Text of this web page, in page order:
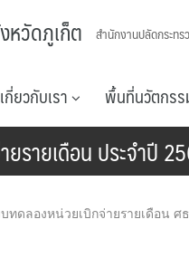
หวัดภูเก็ต สำนักงานปลัดกระท
เกี่ยวกับเรา พื้นที่นวัตกร
รายเดือน ประจำปี
ทดลองหน่วยเบิกจ่ายรายเดือน ศ